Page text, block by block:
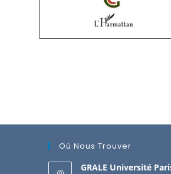
Où Nous Trouver
GRALE Université